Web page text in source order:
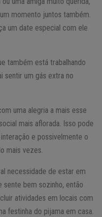
momento juntos também.
um date especial com ele
também está trabalhando
sentir um gás extra no
uma alegria a mais esse
mais aflorada. Isso pode
e possivelmente o
mais vezes.
necessidade de estar em
sente bem sozinho, então
atividades em locais com
festinha do pijama em casa.